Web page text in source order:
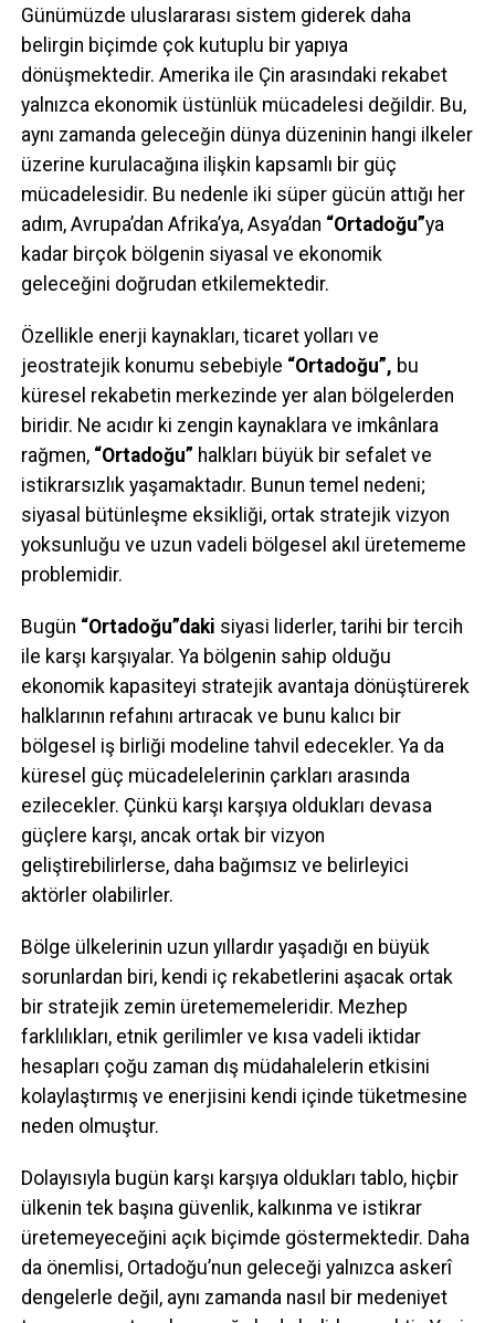
Günümüzde uluslararası sistem giderek daha
belirgin biçimde çok kutuplu bir yapıya
dönüşmektedir. Amerika ile Çin arasındaki rekabet
yalnızca ekonomik üstünlük mücadelesi değildir. Bu,
aynı zamanda geleceğin dünya düzeninin hangi ilkeler
üzerine kurulacağına ilişkin kapsamlı bir güç
mücadelesidir. Bu nedenle iki süper gücün attığı her
adım, Avrupa’dan Afrika’ya, Asya’dan “Ortadoğu”ya
kadar birçok bölgenin siyasal ve ekonomik
geleceğini doğrudan etkilemektedir.
Özellikle enerji kaynakları, ticaret yolları ve
jeostratejik konumu sebebiyle “Ortadoğu”, bu
küresel rekabetin merkezinde yer alan bölgelerden
biridir. Ne acıdır ki zengin kaynaklara ve imkânlara
rağmen, “Ortadoğu” halkları büyük bir sefalet ve
istikrarsızlık yaşamaktadır. Bunun temel nedeni;
siyasal bütünleşme eksikliği, ortak stratejik vizyon
yoksunluğu ve uzun vadeli bölgesel akıl üretememe
problemidir.
Bugün “Ortadoğu”daki siyasi liderler, tarihi bir tercih
ile karşı karşıyalar. Ya bölgenin sahip olduğu
ekonomik kapasiteyi stratejik avantaja dönüştürerek
halklarının refahını artıracak ve bunu kalıcı bir
bölgesel iş birliği modeline tahvil edecekler. Ya da
küresel güç mücadelelerinin çarkları arasında
ezilecekler. Çünkü karşı karşıya oldukları devasa
güçlere karşı, ancak ortak bir vizyon
geliştirebilirlerse, daha bağımsız ve belirleyici
aktörler olabilirler.
Bölge ülkelerinin uzun yıllardır yaşadığı en büyük
sorunlardan biri, kendi iç rekabetlerini aşacak ortak
bir stratejik zemin üretememeleridir. Mezhep
farklılıkları, etnik gerilimler ve kısa vadeli iktidar
hesapları çoğu zaman dış müdahalelerin etkisini
kolaylaştırmış ve enerjisini kendi içinde tüketmesine
neden olmuştur.
Dolayısıyla bugün karşı karşıya oldukları tablo, hiçbir
ülkenin tek başına güvenlik, kalkınma ve istikrar
üretemeyeceğini açık biçimde göstermektedir. Daha
da önemlisi, Ortadoğu’nun geleceği yalnızca askerî
dengelerle değil, aynı zamanda nasıl bir medeniyet